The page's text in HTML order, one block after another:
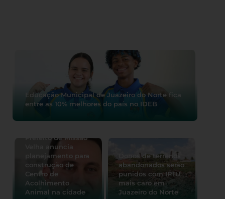
Educação Municipal de Juazeiro do Norte fica
entre as 10% melhores do país no IDEB
Prefeito de Missão
Velha anuncia
planejamento para
construção de
Centro de
Acolhimento
Animal na cidade
Donos de terrenos
abandonados serão
punidos com IPTU
mais caro em
Juazeiro do Norte